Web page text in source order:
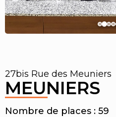
27bis Rue des Meuniers
MEUNIERS
Nombre de places : 59